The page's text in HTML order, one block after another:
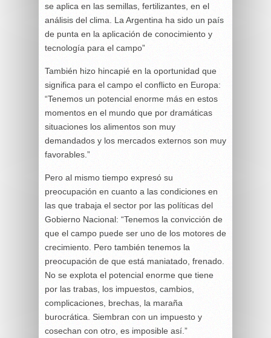
se aplica en las semillas, fertilizantes, en el
análisis del clima. La Argentina ha sido un país
de punta en la aplicación de conocimiento y
tecnología para el campo”
También hizo hincapié en la oportunidad que
significa para el campo el conflicto en Europa:
“Tenemos un potencial enorme más en estos
momentos en el mundo que por dramáticas
situaciones los alimentos son muy
demandados y los mercados externos son muy
favorables.”
Pero al mismo tiempo expresó su
preocupación en cuanto a las condiciones en
las que trabaja el sector por las políticas del
Gobierno Nacional: “Tenemos la convicción de
que el campo puede ser uno de los motores de
crecimiento. Pero también tenemos la
preocupación de que está maniatado, frenado.
No se explota el potencial enorme que tiene
por las trabas, los impuestos, cambios,
complicaciones, brechas, la maraña
burocrática. Siembran con un impuesto y
cosechan con otro, es imposible así.”